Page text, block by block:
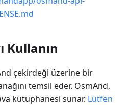
Kullanın
çekirdeği üzerine bir
temsil eder. OsmAnd,
kütüphanesi sunar. Lütfen